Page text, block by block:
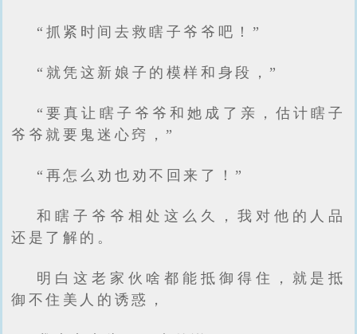
“抓紧时间去救瞎子爷爷吧！”
“就凭这新娘子的模样和身段，”
“要真让瞎子爷爷和她成了亲，估计瞎子
爷爷就要鬼迷心窍，”
“再怎么劝也劝不回来了！”
和瞎子爷爷相处这么久，我对他的人品
还是了解的。
明白这老家伙啥都能抵御得住，就是抵
御不住美人的诱惑，